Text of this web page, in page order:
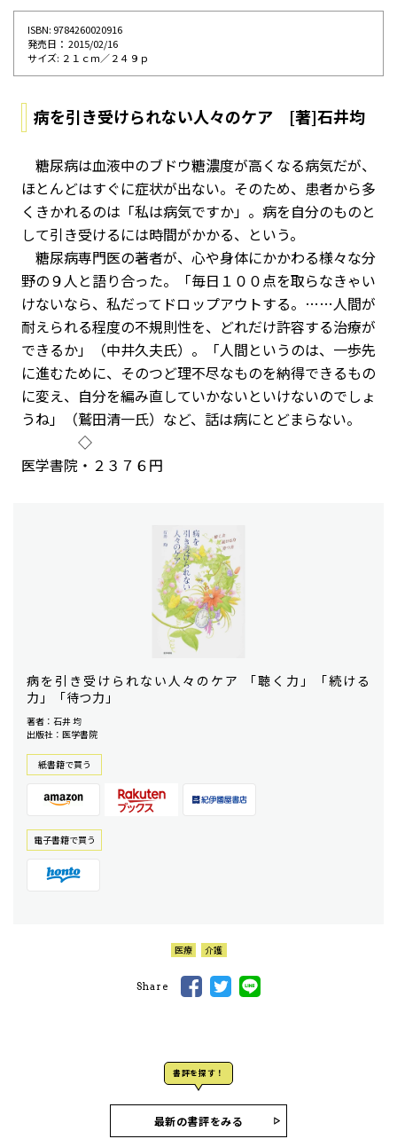
ISBN: 9784260020916
発売⽇： 2015/02/16
サイズ: ２１ｃｍ／２４９ｐ
病を引き受けられない人々のケア [著]石井均
糖尿病は血液中のブドウ糖濃度が高くなる病気だが、
ほとんどはすぐに症状が出ない。そのため、患者から多
くきかれるのは「私は病気ですか」。病を自分のものと
して引き受けるには時間がかかる、という。
糖尿病専門医の著者が、心や身体にかかわる様々な分
野の９人と語り合った。「毎日１００点を取らなきゃい
けないなら、私だってドロップアウトする。……人間が
耐えられる程度の不規則性を、どれだけ許容する治療が
できるか」（中井久夫氏）。「人間というのは、一歩先
に進むために、そのつど理不尽なものを納得できるもの
に変え、自分を編み直していかないといけないのでしょ
うね」（鷲田清一氏）など、話は病にとどまらない。
◇
医学書院・２３７６円
病を引き受けられない人々のケア 「聴く力」「続ける
力」「待つ力」
著者：石井 均
出版社：医学書院
紙書籍で買う
電⼦書籍で買う
医療 介護
Share
書評を探す！
最新の書評をみる